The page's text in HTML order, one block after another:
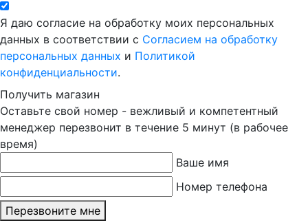
Я даю согласие на обработку моих персональных
данных в соответствии с Согласием на обработку
персональных данных и Политикой
конфиденциальности.
Получить магазин
Оставьте свой номер - вежливый и компетентный
менеджер перезвонит в течение 5 минут (в рабочее
время)
Ваше имя
Номер телефона
Перезвоните мне